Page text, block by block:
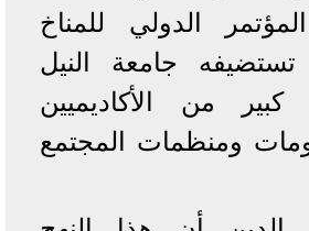
الدولي للمناخ
تستضيفه جامعة النيل
من الأكاديميين
ومنظمات المجتمع